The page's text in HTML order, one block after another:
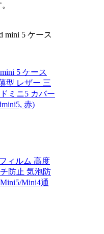
mini 5 ケース
5 ケース
型 レザー 三
ミニ5 カバー
赤)
ィルム 高度
防止 気泡防
Mini4通